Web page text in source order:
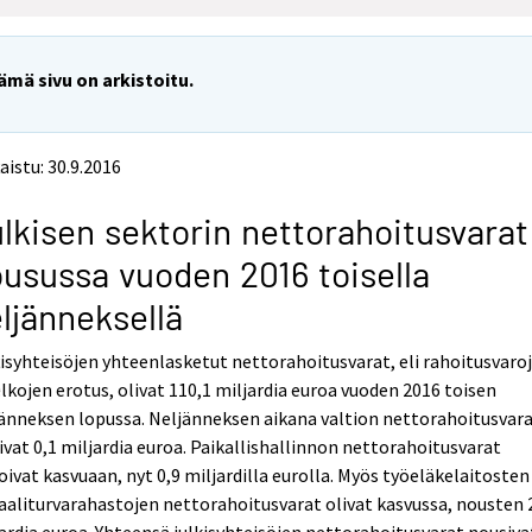
sivu on arkistoitu.
30.9.2016
sektorin nettorahoitusvarat
vuoden 2016 toisella
yhteenlasketut nettorahoitusvarat, eli
erotus, olivat 110,1 miljardia euroa vuoden 2016 toisen
lopussa. Neljänneksen aikana valtion
0,1 miljardia euroa. Paikallishallinnon nettorahoitusvarat
kasvuaan, nyt 0,9 miljardilla eurolla. Myös työeläkelaitosten
nettorahoitusvarat olivat kasvussa, nousten